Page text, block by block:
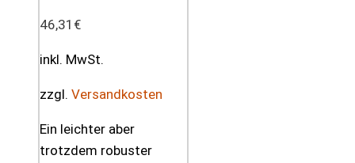
46,31 €
inkl. MwSt.
zzgl. Versandkosten
Ein leichter aber
trotzdem robuster